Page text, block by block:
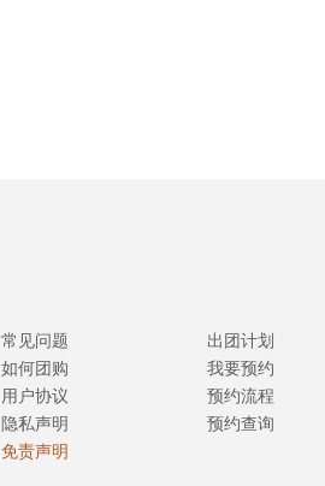
常见问题
如何团购
用户协议
隐私声明
免责声明
出团计划
我要预约
预约流程
预约查询